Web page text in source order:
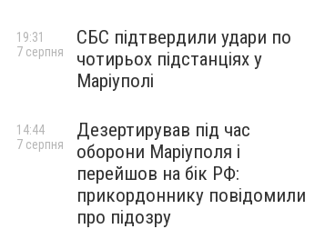
СБС підтвердили удари по
чотирьох підстанціях у
Маріуполі
19:31
7 серпня
Дезертирував під час
оборони Маріуполя і
перейшов на бік РФ:
прикордоннику повідомили
про підозру
14:44
7 серпня